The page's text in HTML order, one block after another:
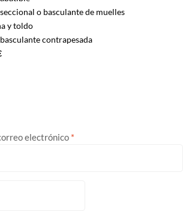
o basculante de muelles
y toldo
contrapesada
electrónico *